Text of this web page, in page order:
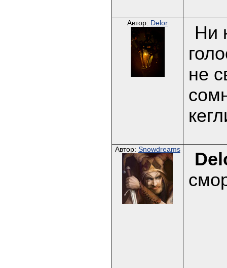
Автор: Delor
Ни
не
Автор: Snowdreams